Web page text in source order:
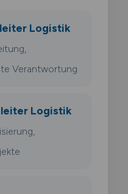
Logistik
Verantwortung
Logistik